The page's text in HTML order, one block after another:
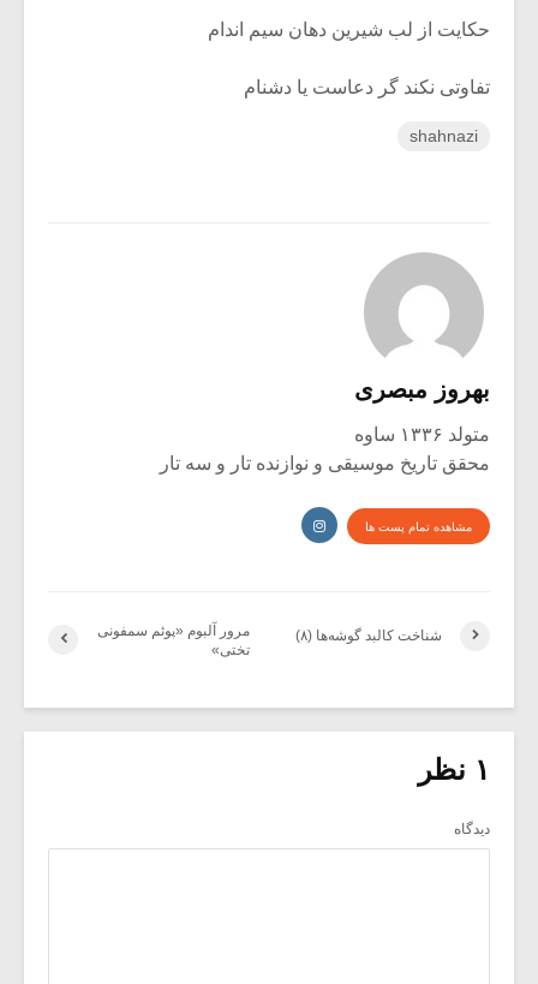
حکایت از لب شیرین دهان سیم اندام
تفاوتی نکند گر دعاست یا دشنام
shahnazi
بهروز مبصری
متولد ۱۳۳۶ ساوه
محقق تاریخ موسیقی و نوازنده تار و سه تار
مشاهده تمام پست ها
مرور آلبوم «پوئم سمفونی
تختی»
شناخت کالبد گوشه‌ها (۸)
۱ نظر
دیدگاه